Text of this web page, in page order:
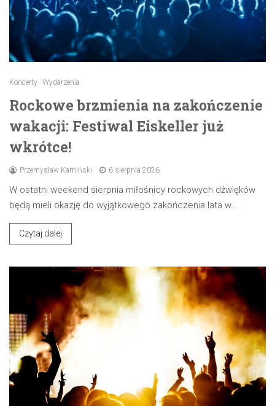
Koncerty Wydarzenia
Rockowe brzmienia na zakończenie
wakacji: Festiwal Eiskeller już
wkrótce!
Przemysław Kamiński 6 sierpnia 2026
W ostatni weekend sierpnia miłośnicy rockowych dźwięków
będą mieli okazję do wyjątkowego zakończenia lata w…
Czytaj dalej